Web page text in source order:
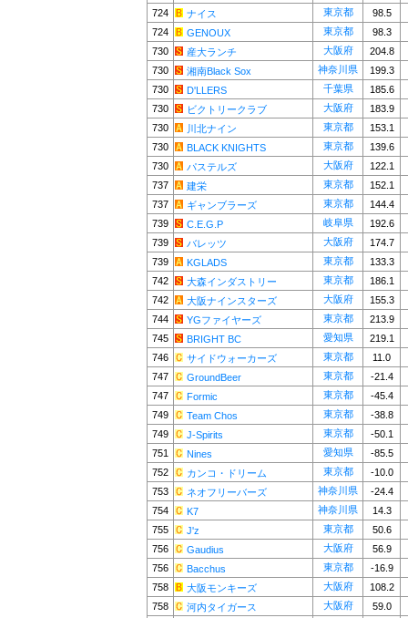
724
ナイス 東京都
98.5
724
GENOUX 東京都
98.3
730
産大ランチ 大阪府
204.8
730
湘南Black Sox 神奈川県
199.3
730
D'LLERS 千葉県
185.6
730
ビクトリークラブ 大阪府
183.9
730
川北ナイン 東京都
153.1
730
BLACK KNIGHTS 東京都
139.6
730
パステルズ 大阪府
122.1
737
建栄 東京都
152.1
737
ギャンブラーズ 東京都
144.4
739
C.E.G.P 岐阜県
192.6
739
バレッツ 大阪府
174.7
739
KGLADS 東京都
133.3
742
大森インダストリー 東京都
186.1
742
大阪ナインスターズ 大阪府
155.3
744
YGファイヤーズ 東京都
213.9
745
BRIGHT BC 愛知県
219.1
746
サイドウォーカーズ 東京都
11.0
747
GroundBeer 東京都
-21.4
747
Formic 東京都
-45.4
749
Team Chos 東京都
-38.8
749
J-Spirits 東京都
-50.1
751
Nines 愛知県
-85.5
752
カンコ・ドリーム 東京都
-10.0
753
ネオフリーバーズ 神奈川県
-24.4
754
K7 神奈川県
14.3
755
J'z 東京都
50.6
756
Gaudius 大阪府
56.9
756
Bacchus 東京都
-16.9
758
大阪モンキーズ 大阪府
108.2
758
河内タイガース 大阪府
59.0